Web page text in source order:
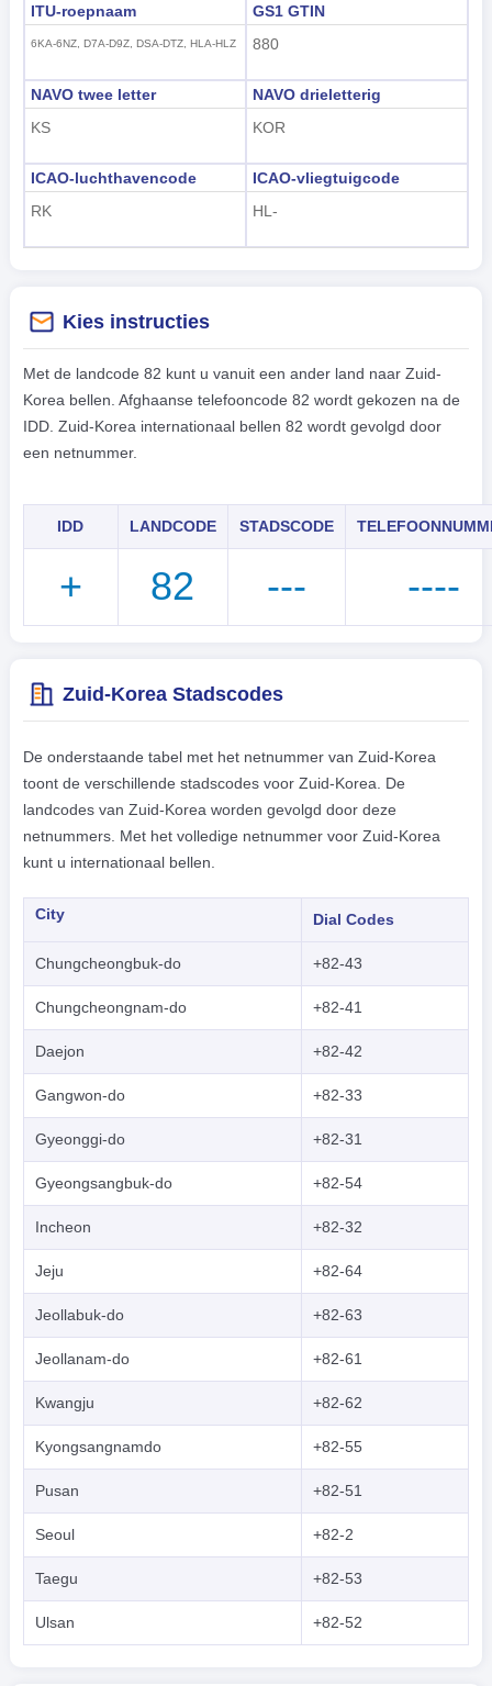
ITU-roepnaam
6KA-6NZ, D7A-D9Z, DSA-DTZ, HLA-HLZ
GS1 GTIN
880
NAVO twee letter
KS
NAVO drieletterig
KOR
ICAO-luchthavencode
RK
ICAO-vliegtuigcode
HL-
Kies instructies
Met de landcode 82 kunt u vanuit een ander land naar Zuid-
Korea bellen. Afghaanse telefooncode 82 wordt gekozen na de
IDD. Zuid-Korea internationaal bellen 82 wordt gevolgd door
een netnummer.
IDD LANDCODE STADSCODE
+ 82 --- ----
Zuid-Korea Stadscodes
De onderstaande tabel met het netnummer van Zuid-Korea
toont de verschillende stadscodes voor Zuid-Korea. De
landcodes van Zuid-Korea worden gevolgd door deze
netnummers. Met het volledige netnummer voor Zuid-Korea
kunt u internationaal bellen.
City Dial Codes
Chungcheongbuk-do +82-43
Chungcheongnam-do +82-41
Daejon +82-42
Gangwon-do +82-33
Gyeonggi-do +82-31
Gyeongsangbuk-do +82-54
Incheon +82-32
Jeju +82-64
Jeollabuk-do +82-63
Jeollanam-do +82-61
Kwangju +82-62
Kyongsangnamdo +82-55
Pusan +82-51
Seoul +82-2
Taegu +82-53
Ulsan +82-52